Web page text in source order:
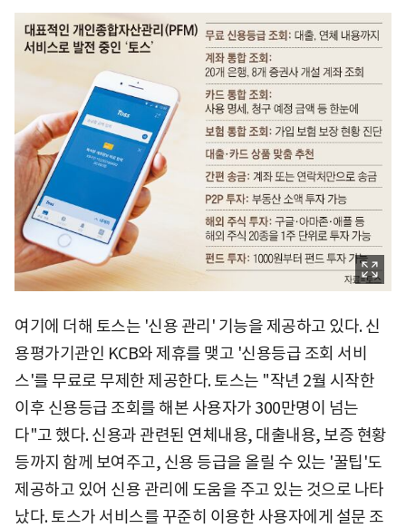
여기에 더해 토스는 '신용 관리' 기능을 제공하고 있다. 신
용평가기관인 KCB와 제휴를 맺고 '신용등급 조회 서비
스'를 무료로 무제한 제공한다. 토스는 "작년 2월 시작한
이후 신용등급 조회를 해본 사용자가 300만명이 넘는
다"고 했다. 신용과 관련된 연체내용, 대출내용, 보증 현황
등까지 함께 보여주고, 신용 등급을 올릴 수 있는 '꿀팁'도
제공하고 있어 신용 관리에 도움을 주고 있는 것으로 나타
났다. 토스가 서비스를 꾸준히 이용한 사용자에게 설문 조